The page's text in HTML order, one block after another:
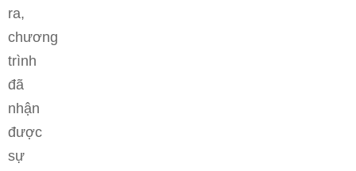
ra,
chương
trình
đã
nhận
được
sự